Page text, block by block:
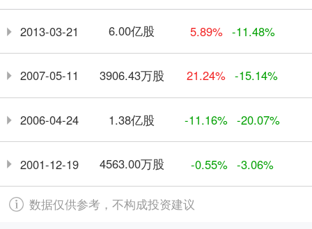
2013-03-21 6.00亿股 5.89% -11.48%
2007-05-11 3906.43万股 21.24% -15.14%
2006-04-24 1.38亿股 -11.16% -20.07%
2001-12-19 4563.00万股 -0.55% -3.06%
数据仅供参考，不构成投资建议